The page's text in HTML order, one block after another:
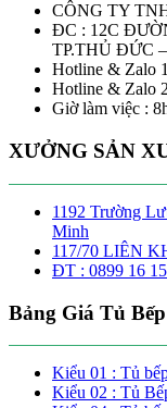
CÔNG TY
ĐC : 12C
TP.THỦ ĐỨC
Hotline & Zalo
Hotline & Zalo
Giờ làm việc :
XƯỞNG SẢN
1192 Trường
Minh
117/70 LIÊN
ĐT : 0899 16
Bảng Giá Tủ
Kiểu 01 : Tủ
Kiểu 02 : Tủ